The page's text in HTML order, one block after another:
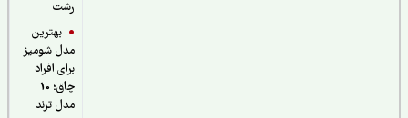
بهترین
مدل شومیز
برای افراد
چاق؛ 10
مدل ترند